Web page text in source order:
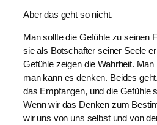
Aber das geht so nicht.
Man sollte die Gefühle zu seinen
sie als Botschafter seiner Seele
Gefühle zeigen die Wahrheit.
man kann es denken. Beides
das Empfangen, und die Gefühle
Wenn wir das Denken zum
wir uns von uns selbst und von